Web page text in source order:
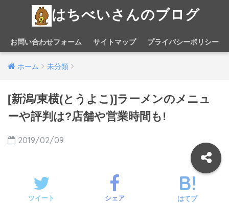
はちべいさんのブログ
お問い合わせフォーム サイトマップ プライバシーポリシー
ホーム 未分類
[新潟/東横(とうよこ)]ラーメンのメニュ
ーや評判は?店舗や営業時間も!
2019/02/09
ツイート シェア はてブ